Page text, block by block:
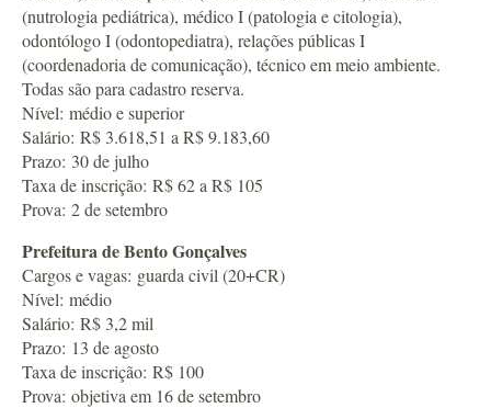
(nutrologia pediátrica), médico I (patologia e citologia),
odontólogo I (odontopediatra), relações públicas I
(coordenadoria de comunicação), técnico em meio ambiente.
Todas são para cadastro reserva.
Nível: médio e superior
Salário: R$ 3.618,51 a R$ 9.183,60
Prazo: 30 de julho
Taxa de inscrição: R$ 62 a R$ 105
Prova: 2 de setembro
Prefeitura de Bento Gonçalves
Cargos e vagas: guarda civil (20+CR)
Nível: médio
Salário: R$ 3,2 mil
Prazo: 13 de agosto
Taxa de inscrição: R$ 100
Prova: objetiva em 16 de setembro